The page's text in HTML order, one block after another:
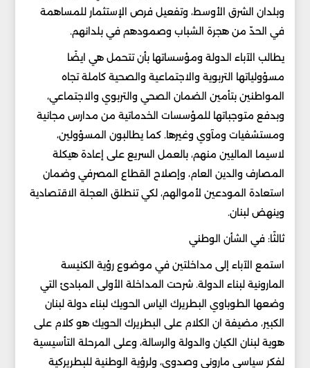
وبلدان الشرق الأوسط، وتفعيل فرص الإستثمار للمساهمة
في الحدّ من هجرة الشباب وصمودهم في بلدانهم.
يطالب الآباء الدولة ومؤسساتها بأن تتحمل هي ايضًا
مسؤولياتها التربوية والاجتماعية والصحية كاملة تجاه
المواطنين بتأمين الضمان الصحي والتربوي والاجتماعي،
وبدفع متوجباتها للمؤسسات الخدماتية من مدارس مجانية
ومستشفيات ومآوي وغيرها. كما يطالبون المسؤولين،
لاسيما الماليين منهم، بالعمل السريع على إعادة هيكلة
المصارف والدين العام، وإصلاح القطاع المصرفي وضمان
استعادة المودعين لأموالهم، لكي تنطلق العجلة الاقتصادية
وينهض لبنان.
ثالثًا: في الشأن الوطني
استمع الآباء إلى مداخلتين في موضوع رؤية الكنيسة
المارونية لبناء الدولة. شرحت المداخلة الأولى المبادئ التي
وضعها الطوباوي البطريرك الياس الحويك لبناء دولة لبنان
الكبير، مضيفة ان الكلام على البطريرك الحويك هو كلام على
هوية لبنان الكيان والدولة والرسالة، وعلى المرحلة التأسيسية
لفكر سياسي ماروني وصدوي، ولرؤية الوطنية للبطريركية